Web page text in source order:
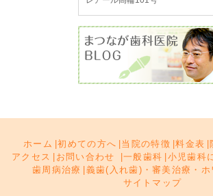
ホーム |初めての方へ 当院の特徴 |料金表
アクセス
お問い合わせ |一般歯科 小児歯科
歯周病治療
義歯(入れ歯)・審美治療・ホ
サイトマップ